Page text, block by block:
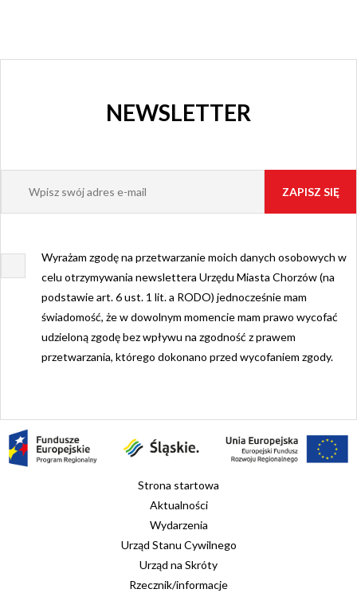
NEWSLETTER
Wyrażam zgodę na przetwarzanie moich danych osobowych w
celu otrzymywania newslettera Urzędu Miasta Chorzów (na
podstawie art. 6 ust. 1 lit. a RODO) jednocześnie mam
świadomość, że w dowolnym momencie mam prawo wycofać
udzieloną zgodę bez wpływu na zgodność z prawem
przetwarzania, którego dokonano przed wycofaniem zgody.
Strona startowa
Aktualności
Wydarzenia
Urząd Stanu Cywilnego
Urząd na Skróty
Rzecznik/informacje